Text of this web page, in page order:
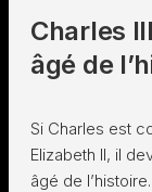
Charles
âgé de
Si Charles est
Elizabeth II, il
âgé de